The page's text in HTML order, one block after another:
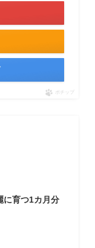
ポチップ
に育つ1カ月分